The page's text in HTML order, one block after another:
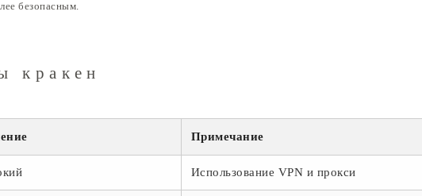
безопасным.
кракен
Примечание
Использование VPN и прокси